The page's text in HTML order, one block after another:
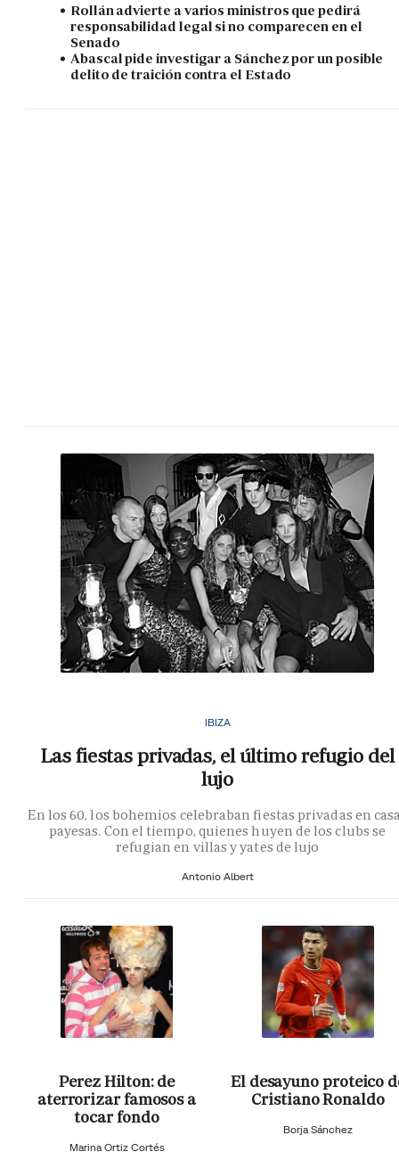
Rollán advierte a varios ministros que pedirá
responsabilidad legal si no comparecen en el
Senado
Abascal pide investigar a Sánchez por un posible
delito de traición contra el Estado
IBIZA
Las fiestas privadas, el último refugio del
lujo
En los 60, los bohemios celebraban fiestas privadas en
payesas. Con el tiempo, quienes huyen de los clubs se
refugian en villas y yates de lujo
Antonio Albert
Perez Hilton: de
aterrorizar famosos a
tocar fondo
Marina Ortiz Cortés
El desayuno proteico
Cristiano Ronaldo
Borja Sánchez